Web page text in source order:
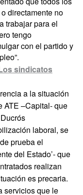
directamente no
trabajar para el
tengo
con el partido y
sindicatos
a la situación
ATE –Capital- que
laboral, se
prueba el
del Estado’- que
realizan
es precaria.
servicios que le